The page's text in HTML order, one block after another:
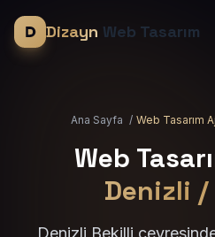
Dizayn Web Tasarım
Ana Sayfa / Web Tasarım
Web
Denizli
Denizli Bekilli